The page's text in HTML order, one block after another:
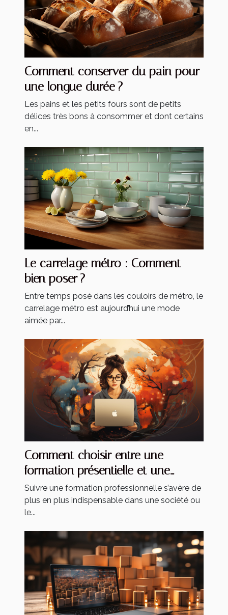
Comment conserver du pain pour
une longue durée ?
Les pains et les petits fours sont de petits
délices très bons à consommer et dont certains
en...
Le carrelage métro : Comment
bien poser ?
Entre temps posé dans les couloirs de métro, le
carrelage métro est aujourd’hui une mode
aimée par...
Comment choisir entre une
formation présentielle et une
formation à distance ?
Suivre une formation professionnelle s’avère de
plus en plus indispensable dans une société ou
le...